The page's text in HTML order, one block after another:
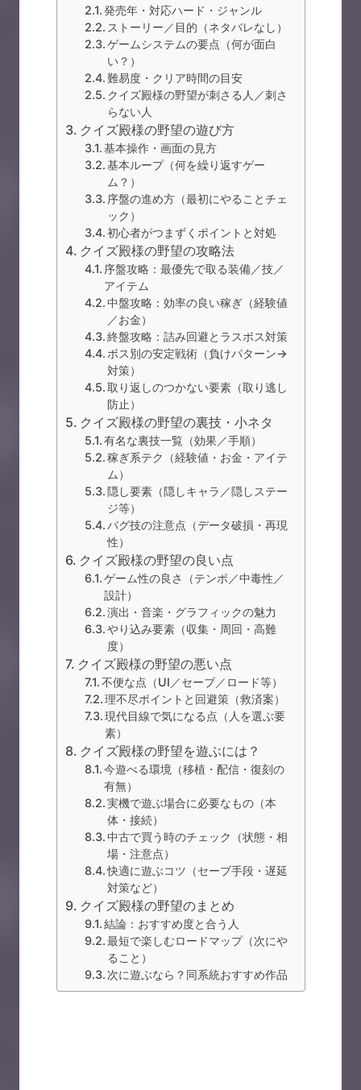
発売年・対応ハード・ジャンル
ストーリー／目的（ネタバレなし）
ゲームシステムの要点（何が面白
い？）
難易度・クリア時間の目安
クイズ殿様の野望が刺さる人／刺さ
らない人
クイズ殿様の野望の遊び方
基本操作・画面の見方
基本ループ（何を繰り返すゲー
ム？）
序盤の進め方（最初にやることチェ
ック）
初心者がつまずくポイントと対処
クイズ殿様の野望の攻略法
序盤攻略：最優先で取る装備／技／
アイテム
中盤攻略：効率の良い稼ぎ（経験値
／お金）
終盤攻略：詰み回避とラスボス対策
ボス別の安定戦術（負けパターン→
対策）
取り返しのつかない要素（取り逃し
防止）
クイズ殿様の野望の裏技・小ネタ
有名な裏技一覧（効果／手順）
稼ぎ系テク（経験値・お金・アイテ
ム）
隠し要素（隠しキャラ／隠しステー
ジ等）
バグ技の注意点（データ破損・再現
性）
クイズ殿様の野望の良い点
ゲーム性の良さ（テンポ／中毒性／
設計）
演出・音楽・グラフィックの魅力
やり込み要素（収集・周回・高難
度）
クイズ殿様の野望の悪い点
不便な点（UI／セーブ／ロード等）
理不尽ポイントと回避策（救済案）
現代目線で気になる点（人を選ぶ要
素）
クイズ殿様の野望を遊ぶには？
今遊べる環境（移植・配信・復刻の
有無）
実機で遊ぶ場合に必要なもの（本
体・接続）
中古で買う時のチェック（状態・相
場・注意点）
快適に遊ぶコツ（セーブ手段・遅延
対策など）
クイズ殿様の野望のまとめ
結論：おすすめ度と合う人
最短で楽しむロードマップ（次にや
ること）
次に遊ぶなら？同系統おすすめ作品